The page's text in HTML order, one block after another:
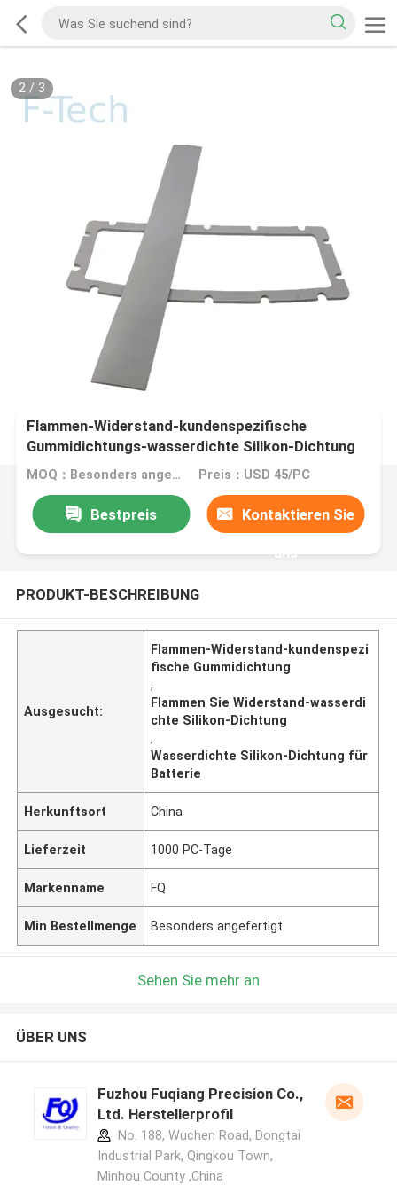
2/ 3
Flammen-Widerstand-kundenspezifische
Gummidichtungs-wasserdichte Silikon-Dichtung
für Batterie-Elektro-Mobil-Batterie-Dichtungen
MOQ：Besonders angefertigt Preis：USD 45/PC
Bestpreis Kontaktieren Sie
uns
PRODUKT-BESCHREIBUNG
Ausgesucht:
Flammen-Widerstand-kundenspezi
fische Gummidichtung
,
Flammen Sie Widerstand-wasserdi
chte Silikon-Dichtung
,
Wasserdichte Silikon-Dichtung für
Batterie
Herkunftsort China
Lieferzeit 1000 PC-Tage
Markenname FQ
Min Bestellmenge Besonders angefertigt
Sehen Sie mehr an
ÜBER UNS
Fuzhou Fuqiang Precision Co.,
Ltd. Herstellerprofil
No. 188, Wuchen Road, Dongtai
Industrial Park, Qingkou Town,
Minhou County ,China